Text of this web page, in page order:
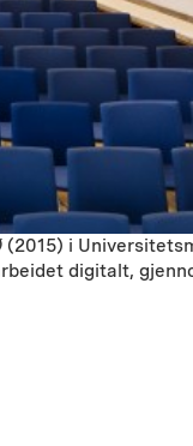
(2015) i
digitalt,